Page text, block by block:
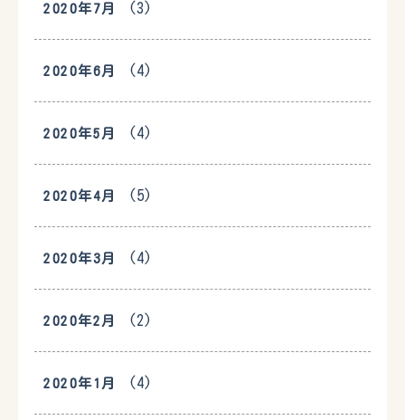
2020年7月 (3)
2020年6月 (4)
2020年5月 (4)
2020年4月 (5)
2020年3月 (4)
2020年2月 (2)
2020年1月 (4)